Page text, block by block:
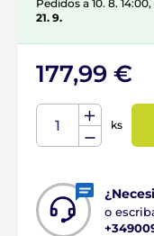
Pedidos a 10. 8.
21. 9.
177,99 €
ks
o